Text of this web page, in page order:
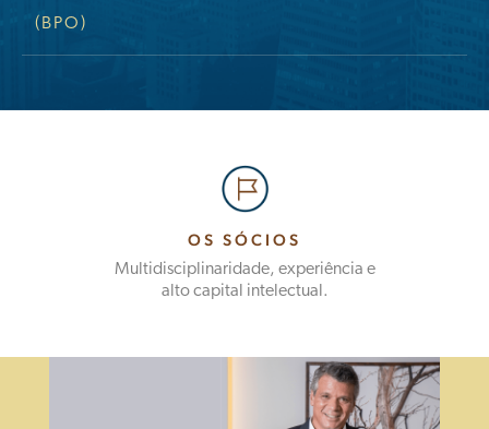
(BPO)
OS SÓCIOS
Multidisciplinaridade, experiência e
alto capital intelectual.